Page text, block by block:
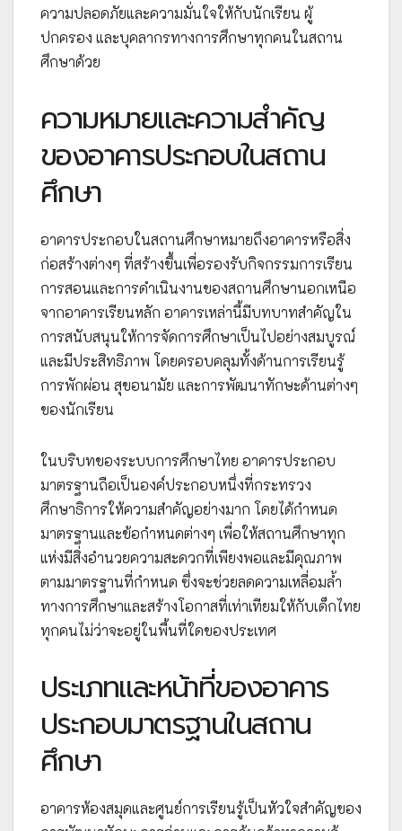
ความปลอดภัยและความมั่นใจให้กับนักเรียน ผู้
ปกครอง และบุคลากรทางการศึกษาทุกคนในสถาน
ศึกษาด้วย
ความหมายและความสำคัญ
ของอาคารประกอบในสถาน
ศึกษา
อาคารประกอบในสถานศึกษาหมายถึงอาคารหรือสิ่ง
ก่อสร้างต่างๆ ที่สร้างขึ้นเพื่อรองรับกิจกรรมการเรียน
การสอนและการดำเนินงานของสถานศึกษานอกเหนือ
จากอาคารเรียนหลัก อาคารเหล่านี้มีบทบาทสำคัญใน
การสนับสนุนให้การจัดการศึกษาเป็นไปอย่างสมบูรณ์
และมีประสิทธิภาพ โดยครอบคลุมทั้งด้านการเรียนรู้
การพักผ่อน สุขอนามัย และการพัฒนาทักษะด้านต่างๆ
ของนักเรียน
ในบริบทของระบบการศึกษาไทย อาคารประกอบ
มาตรฐานถือเป็นองค์ประกอบหนึ่งที่กระทรวง
ศึกษาธิการให้ความสำคัญอย่างมาก โดยได้กำหนด
มาตรฐานและข้อกำหนดต่างๆ เพื่อให้สถานศึกษาทุก
แห่งมีสิ่งอำนวยความสะดวกที่เพียงพอและมีคุณภาพ
ตามมาตรฐานที่กำหนด ซึ่งจะช่วยลดความเหลื่อมล้ำ
ทางการศึกษาและสร้างโอกาสที่เท่าเทียมให้กับเด็กไทย
ทุกคนไม่ว่าจะอยู่ในพื้นที่ใดของประเทศ
ประเภทและหน้าที่ของอาคาร
ประกอบมาตรฐานในสถาน
ศึกษา
อาคารห้องสมุดและศูนย์การเรียนรู้เป็นหัวใจสำคัญของ